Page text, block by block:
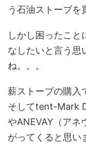
う石油ストーブを
しかし困ったこと
なしたいと言う思
ね。。。
薪ストーブの購入
そしてtent-Mark
やANEVAY（アネ
がってくると思い